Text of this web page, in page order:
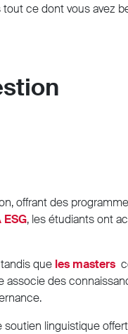
tout ce dont vous avez
offrant des
ESG, les étudiants ont
que les masters
des
linguistique